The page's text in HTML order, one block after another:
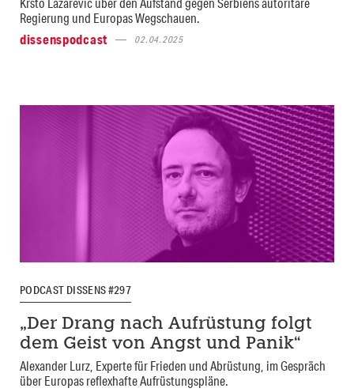
Regierung und Europas Wegschauen.
dissenspodcast
02.04.2025
PODCAST DISSENS #297
„Der Drang nach Aufrüstung folgt
dem Geist von Angst und Panik“
Alexander Lurz, Experte für Frieden und Abrüstung, im Gespräch
über Europas reflexhafte Aufrüstungspläne.